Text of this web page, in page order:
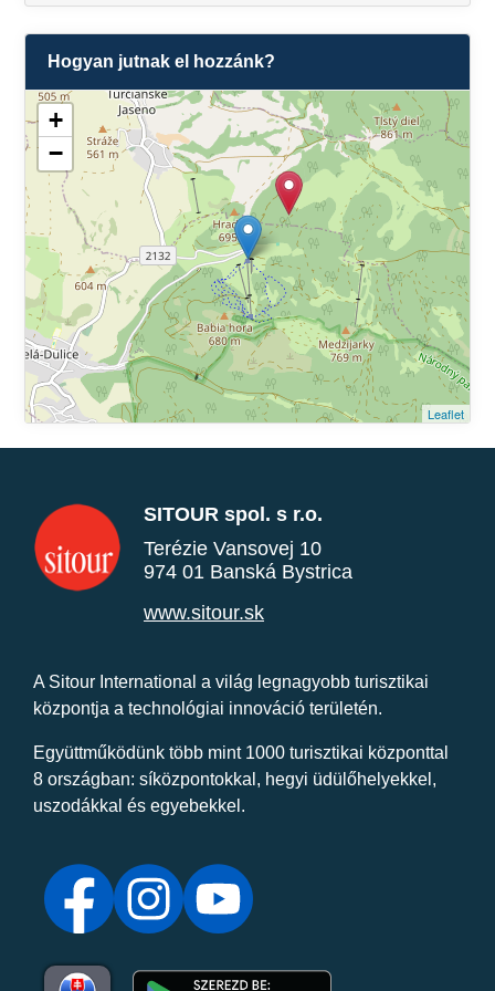
Hogyan jutnak el hozzánk?
+
−
Leaflet
SITOUR spol. s r.o.
Terézie Vansovej 10
974 01 Banská Bystrica
www.sitour.sk
A Sitour International a világ legnagyobb turisztikai
központja a technológiai innováció területén.
Együttműködünk több mint 1000 turisztikai központtal
8 országban: síközpontokkal, hegyi üdülőhelyekkel,
uszodákkal és egyebekkel.